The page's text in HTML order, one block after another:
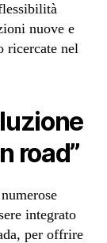
nuove e
ricercate nel
road”
integrato
per offrire